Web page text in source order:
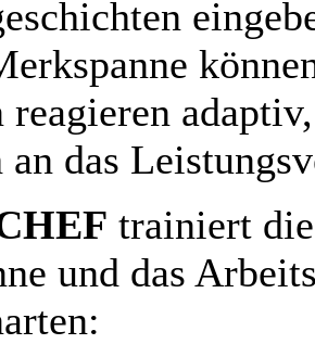
reagieren
an das
trainiert
und das